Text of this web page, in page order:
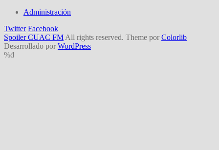
Administración
Twitter Facebook
Spoiler CUAC FM All rights reserved. Theme por Colorlib
Desarrollado por WordPress
%d